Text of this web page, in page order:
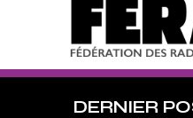
DERNIER